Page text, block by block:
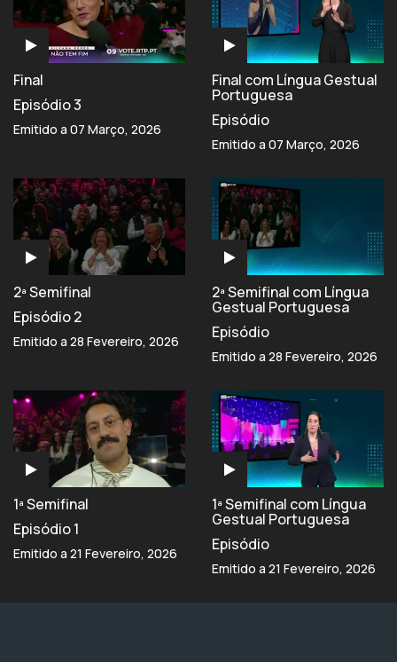
Final
Episódio 3
Emitido a 07 Março, 2026
Final com Língua Gestual
Portuguesa
Episódio
Emitido a 07 Março, 2026
2ª Semifinal
Episódio 2
Emitido a 28 Fevereiro, 2026
2ª Semifinal com Língua
Gestual Portuguesa
Episódio
Emitido a 28 Fevereiro, 2026
1ª Semifinal
Episódio 1
Emitido a 21 Fevereiro, 2026
1ª Semifinal com Língua
Gestual Portuguesa
Episódio
Emitido a 21 Fevereiro, 2026